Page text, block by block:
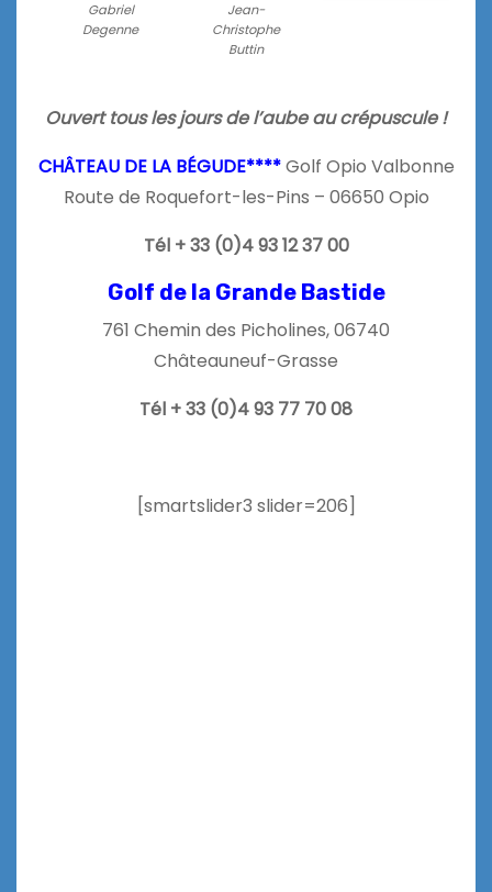
Gabriel
Degenne
Jean-
Christophe
Buttin
Ouvert tous les jours de l’aube au crépuscule !
CHÂTEAU DE LA BÉGUDE****Golf Opio Valbonne
Route de Roquefort-les-Pins – 06650 Opio
Tél + 33 (0)4 93 12 37 00
Golf de la Grande Bastide
761 Chemin des Picholines, 06740
Châteauneuf-Grasse
Tél + 33 (0)4 93 77 70 08
[smartslider3 slider=206]